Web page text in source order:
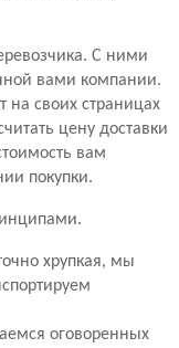
С ними
вами компании.
своих страницах
цену доставки
вам
покупки.
хрупкая, мы
оговоренных